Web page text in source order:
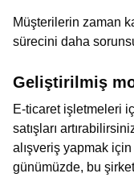
Müşterilerin zaman
sürecini daha
Geliştirilmiş
E-ticaret işletmeleri
satışları
alışveriş yapmak için
günümüzde, bu